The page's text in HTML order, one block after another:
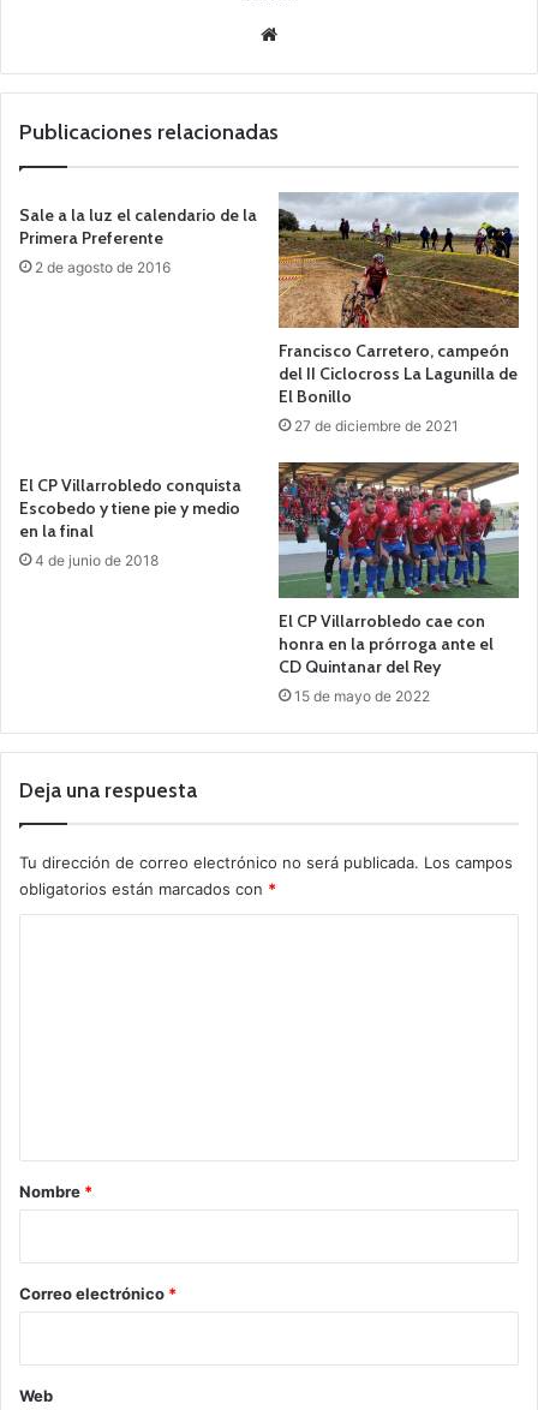
we
Publicaciones relacionadas
Sale a la luz el calendario de la
Primera Preferente
2 de agosto de 2016
Francisco Carretero, campeón
del II Ciclocross La Lagunilla de
El Bonillo
27 de diciembre de 2021
El CP Villarrobledo conquista
Escobedo y tiene pie y medio
en la final
4 de junio de 2018
El CP Villarrobledo cae con
honra en la prórroga ante el
CD Quintanar del Rey
15 de mayo de 2022
Deja una respuesta
Tu dirección de correo electrónico no será publicada. Los campos
obligatorios están marcados con *
r
*
Nombre *
Correo electrónico *
Web